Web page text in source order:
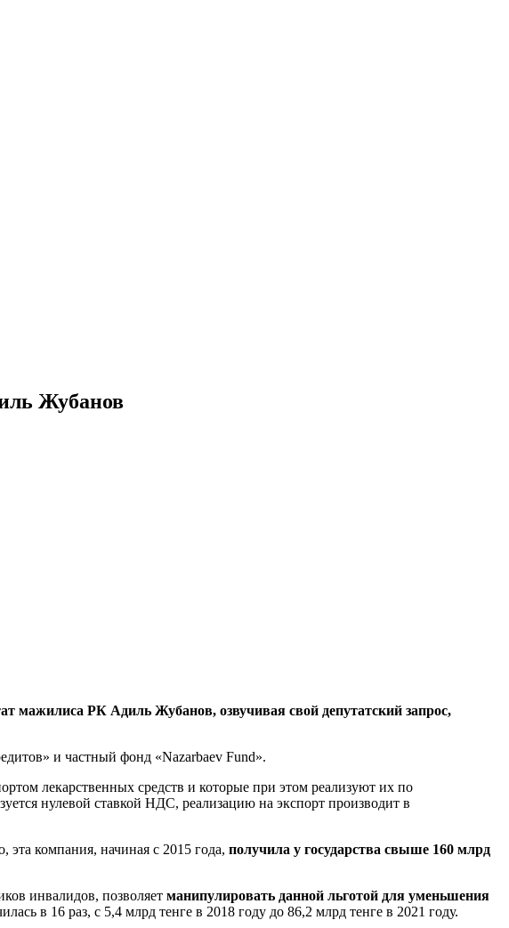
Жубанов
мажилиса РК Адиль Жубанов, озвучивая свой депутатский запрос,
и частный фонд «Nazarbaev Fund».
лекарственных средств и которые при этом реализуют их по
нулевой ставкой НДС, реализацию на экспорт производит в
компания, начиная с 2015 года, получила у государства свыше 160 млрд
инвалидов, позволяет манипулировать данной льготой для уменьшения
в 16 раз, с 5,4 млрд тенге в 2018 году до 86,2 млрд тенге в 2021 году.